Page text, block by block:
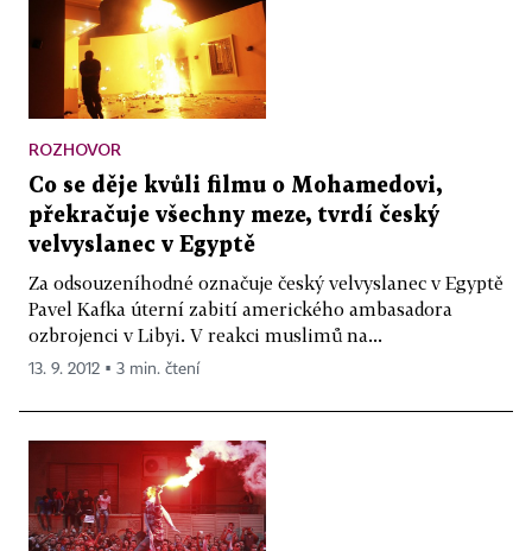
ROZHOVOR
Co se děje kvůli filmu o Mohamedovi,
překračuje všechny meze, tvrdí český
velvyslanec v Egyptě
Za odsouzeníhodné označuje český velvyslanec v Egyptě
Pavel Kafka úterní zabití amerického ambasadora
ozbrojenci v Libyi. V reakci muslimů na...
13. 9. 2012 ▪ 3 min. čtení